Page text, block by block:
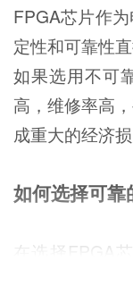
FPGA芯片作
定性和可靠性
如果选用不可
高，维修率高
成重大的经济损
如何选择可靠
在选择FPGA